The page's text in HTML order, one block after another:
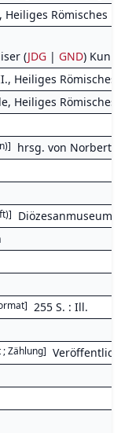
Römisches
(JDG | GND)
Heiliges Römisches
Heiliges Römisches
] hrsg. von Norbert
] Diözesanmuseum
] 255 S. : Ill.
Zählung]